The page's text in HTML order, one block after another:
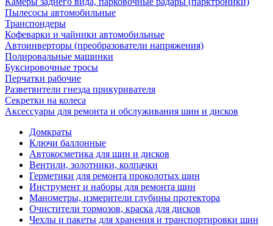
Пылесосы автомобильные
Транспондеры
Кофеварки и чайники автомобильные
Автоинверторы (преобразователи напряжения)
Полировальные машинки
Буксировочные тросы
Перчатки рабочие
Разветвители гнезда прикуривателя
Секретки на колеса
Аксессуары для ремонта и обслуживания ‎шин и дисков
Домкраты
Ключи баллонные
Автокосметика для шин и дисков
Вентили, золотники, колпачки
Герметики для ремонта проколотых шин
Инструмент и наборы для ремонта шин
Манометры, измерители глубины протектора
Очистители тормозов, краска для дисков
Чехлы и пакеты для хранения и транспортировки шин